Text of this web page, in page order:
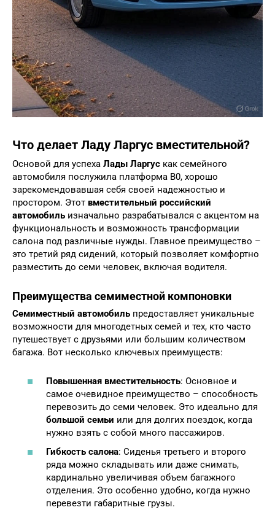
Что делает Ладу Ларгус вместительной?
Основой для успеха Лады Ларгус как семейного
автомобиля послужила платформа B0, хорошо
зарекомендовавшая себя своей надежностью и
простором. Этот вместительный российский
автомобиль изначально разрабатывался с акцентом на
функциональность и возможность трансформации
салона под различные нужды. Главное преимущество –
это третий ряд сидений, который позволяет комфортно
разместить до семи человек, включая водителя.
Преимущества семиместной компоновки
Семиместный автомобиль предоставляет уникальные
возможности для многодетных семей и тех, кто часто
путешествует с друзьями или большим количеством
багажа. Вот несколько ключевых преимуществ:
Повышенная вместительность: Основное и
самое очевидное преимущество – способность
перевозить до семи человек. Это идеально для
большой семьи или для долгих поездок, когда
нужно взять с собой много пассажиров.
Гибкость салона: Сиденья третьего и второго
ряда можно складывать или даже снимать,
кардинально увеличивая объем багажного
отделения. Это особенно удобно, когда нужно
перевезти габаритные грузы.